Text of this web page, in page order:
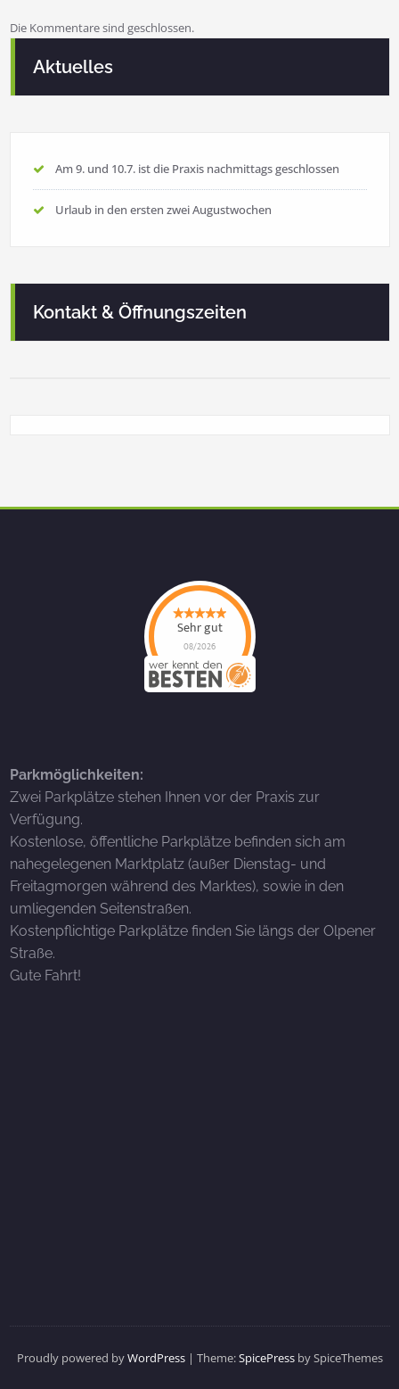
Die Kommentare sind geschlossen.
Aktuelles
Am 9. und 10.7. ist die Praxis nachmittags geschlossen
Urlaub in den ersten zwei Augustwochen
Kontakt & Öffnungszeiten
Sehr gut
08/2026
Parkmöglichkeiten:
Zwei Parkplätze stehen Ihnen vor der Praxis zur
Verfügung.
Kostenlose, öffentliche Parkplätze befinden sich am
nahegelegenen Marktplatz (außer Dienstag- und
Freitagmorgen während des Marktes), sowie in den
umliegenden Seitenstraßen.
Kostenpflichtige Parkplätze finden Sie längs der Olpener
Straße.
Gute Fahrt!
Proudly powered byWordPress| Theme:SpicePressby SpiceThemes